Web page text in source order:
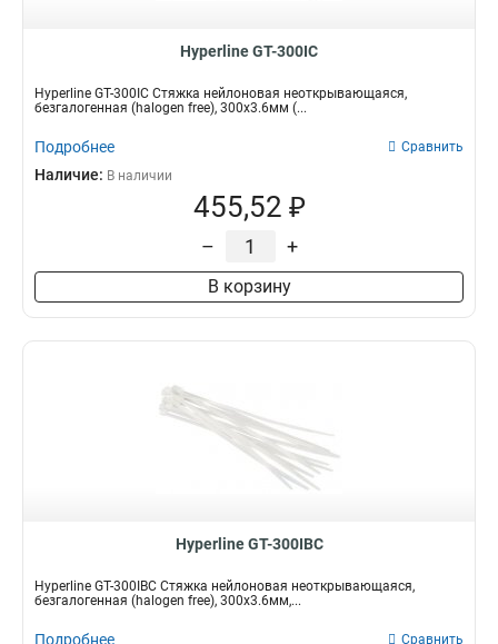
Hyperline GT-300IC
Hyperline GT-300IC Стяжка нейлоновая неоткрывающаяся,
безгалогенная (halogen free), 300x3.6мм (...
Подробнее Сравнить
Наличие: В наличии
455,52 ₽
– +
В корзину
Hyperline GT-300IBC
Hyperline GT-300IBC Стяжка нейлоновая неоткрывающаяся,
безгалогенная (halogen free), 300x3.6мм,...
Подробнее Сравнить